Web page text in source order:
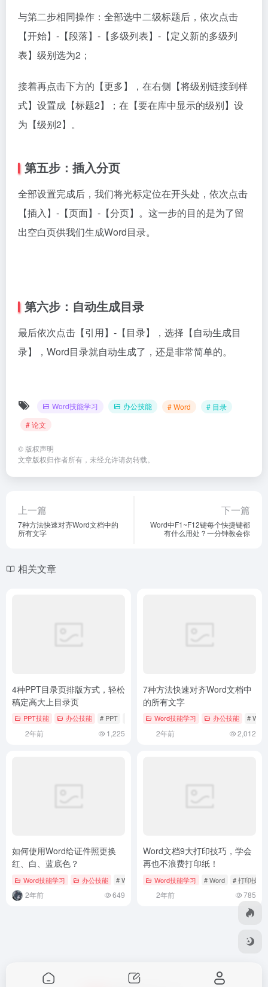
与第二步相同操作：全部选中二级标题后，依次点击
【开始】-【段落】-【多级列表】-【定义新的多级列
表】级别选为2；
接着再点击下方的【更多】，在右侧【将级别链接到样
式】设置成【标题2】；在【要在库中显示的级别】设
为【级别2】。
第五步：插入分页
全部设置完成后，我们将光标定位在开头处，依次点击
【插入】-【页面】-【分页】。这一步的目的是为了留
出空白页供我们生成Word目录。
第六步：自动生成目录
最后依次点击【引用】-【目录】，选择【自动生成目
录】，Word目录就自动生成了，还是非常简单的。
Word技能学习 办公技能 # Word
# 目录
# 论文
© 版权声明
文章版权归作者所有，未经允许请勿转载。
上一篇
7种方法快速对齐Word文档中的
所有文字
下一篇
Word中F1~F12键每个快捷键都
有什么用处？一分钟教会你
相关文章
4种PPT目录页排版方式，轻松
稿定高大上目录页
PPT技能 办公技能 # PPT
2年前 1,225
7种方法快速对齐Word文档中
的所有文字
Word技能学习 办公技能 # Word
2年前 2,012
如何使用Word给证件照更换
红、白、蓝底色？
Word技能学习 办公技能 # Word # 底色 # 证件照
2年前 649
Word文档9大打印技巧，学会
再也不浪费打印纸！
Word技能学习 # Word # 打印技巧
2年前 785